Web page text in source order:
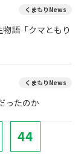
くまもりNews
語「クマともり
くまもりNews
ったのか
44